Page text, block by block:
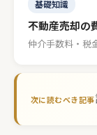
基礎知識
不動産売却の
仲介手数料・税